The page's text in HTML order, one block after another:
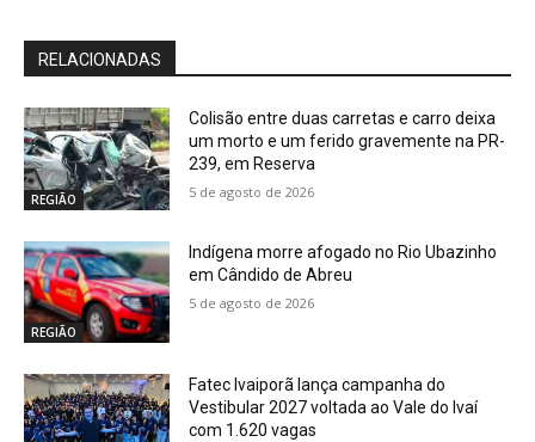
RELACIONADAS
REGIÃO
Colisão entre duas carretas e carro deixa
um morto e um ferido gravemente na PR-
239, em Reserva
5 de agosto de 2026
REGIÃO
Indígena morre afogado no Rio Ubazinho
em Cândido de Abreu
5 de agosto de 2026
Fatec Ivaiporã lança campanha do
Vestibular 2027 voltada ao Vale do Ivaí
com 1.620 vagas